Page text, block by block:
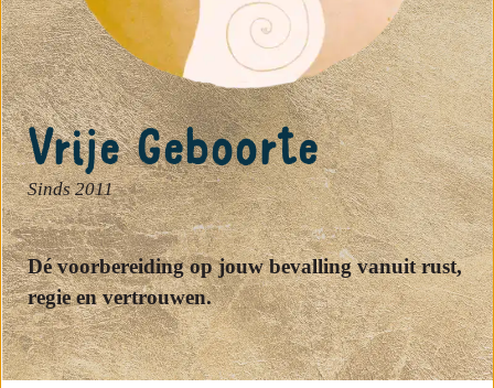
Vrije Geboorte
Sinds 2011
Dé voorbereiding op jouw bevalling vanuit rust,
regie en vertrouwen.